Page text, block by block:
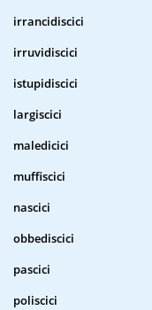
irrancidiscici
irruvidiscici
istupidiscici
largiscici
maledicici
muffiscici
nascici
obbediscici
pascici
poliscici